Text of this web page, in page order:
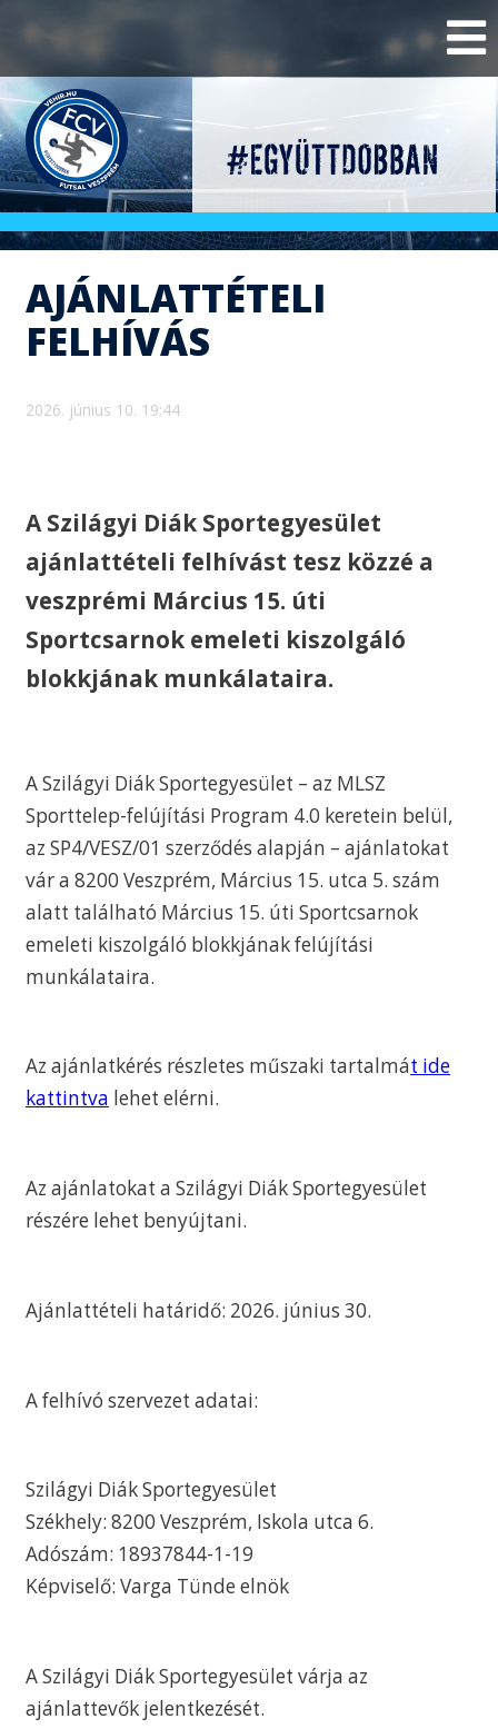
AJÁNLATTÉTELI
FELHÍVÁS
A Szilágyi Diák Sportegyesület
ajánlattételi felhívást tesz közzé a
veszprémi Március 15. úti
Sportcsarnok emeleti kiszolgáló
blokkjának munkálataira.
A Szilágyi Diák Sportegyesület – az MLSZ
Sporttelep-felújítási Program 4.0 keretein belül,
az SP4/VESZ/01 szerződés alapján – ajánlatokat
vár a 8200 Veszprém, Március 15. utca 5. szám
alatt található Március 15. úti Sportcsarnok
emeleti kiszolgáló blokkjának felújítási
munkálataira.
Az ajánlatkérés részletes műszaki tartalmát ide
kattintva lehet elérni.
Az ajánlatokat a Szilágyi Diák Sportegyesület
részére lehet benyújtani.
Ajánlattételi határidő: 2026. június 30.
A felhívó szervezet adatai:
Szilágyi Diák Sportegyesület
Székhely: 8200 Veszprém, Iskola utca 6.
Adószám: 18937844-1-19
Képviselő: Varga Tünde elnök
A Szilágyi Diák Sportegyesület várja az
ajánlattevők jelentkezését.
2026. június 10. 19:44